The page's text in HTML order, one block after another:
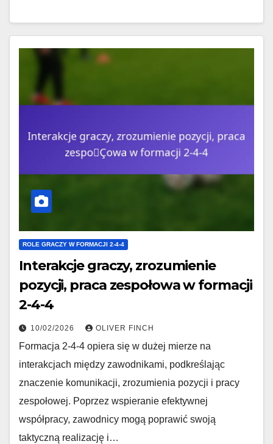
ROLE GRACZY W FORMACJI 2-4-4
Interakcje graczy, zrozumienie
pozycji, praca zespołowa w formacji
2-4-4
10/02/2026 OLIVER FINCH
Formacja 2-4-4 opiera się w dużej mierze na
interakcjach między zawodnikami, podkreślając
znaczenie komunikacji, zrozumienia pozycji i pracy
zespołowej. Poprzez wspieranie efektywnej
współpracy, zawodnicy mogą poprawić swoją
taktyczną realizację i…